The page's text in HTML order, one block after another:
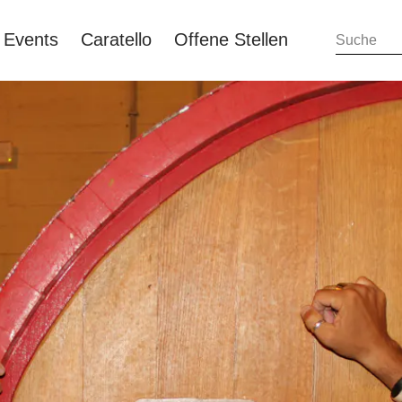
Events Caratello Offene Stellen